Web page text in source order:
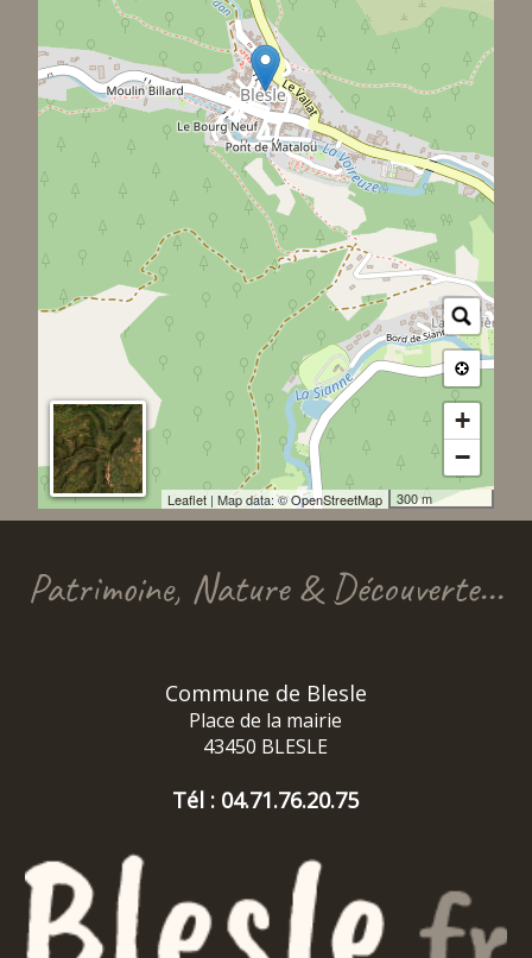
+
−
300 m
Leaflet| Map data: ©OpenStreetMap
Patrimoine, Nature & Découverte...
Commune de Blesle
Place de la mairie
43450 BLESLE
Tél : 04.71.76.20.75